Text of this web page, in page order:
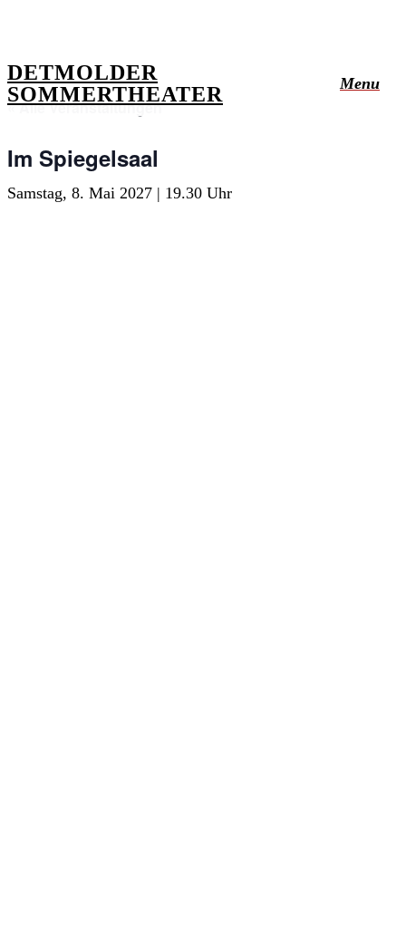
main
content
DETMOLDER
SOMMERTHEATER
Menu
« Alle Veranstaltungen
Im Spiegelsaal
Samstag, 8. Mai 2027 | 19.30 Uhr